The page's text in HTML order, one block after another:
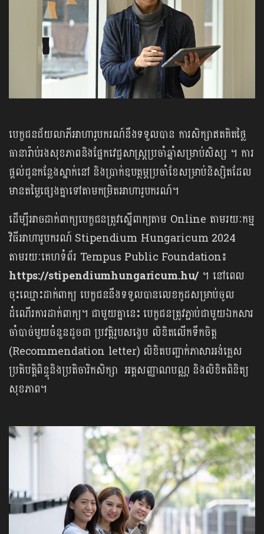
បេក្ខជនជ័យលាភីអាហារូបករណ៍នឹងទទួលបាន ការសិក្សាឥតគិតថ្លៃ
ធានារ៉ាប់រងសុខភាពនិងផ្នែកវេជ្ជសាស្ត្រប្រចាំឆ្នាំសម្រាប់សិស្ស ។ ការ
ផ្ដល់ជូនកន្លែងស្នាក់នៅ និងប្រាក់ឧបត្ថម្ភប្រចាំខែសម្រាប់និស្សិតដែល
មានតម្លៃផ្សេងគ្នាទៅតាមកម្រិតអាហារូបករណ៍។
ដើម្បីអាចដាក់ពាក្យ​បេក្ខជនត្រូវស្នើពាក្យតាម Online តាមរយៈកម្ម
វិធីអាហារូបករណ៍ Stipendium Hungaricum 2024
តាមរយៈគេហទំព័រ Tempus Public Foundation៖
https://stipendiumhungaricum.hu/។ នៅពេល
ចុះឈ្មោះដាក់ពាក្យ បេក្ខជននឹងទទួលបានលេខកូដសម្រាប់ចូល
ដំណើរការដាក់ពាក្យ។ ជាមួយគ្នានេះ បេក្ខជនត្រូវភ្ជាប់ជាមួយឯកសារ
ចាំបាច់មួយចំនួនដូចជា ប្រវត្តិរូបសង្ខេប លិខិតលើកទឹកចិត្ត
(Recommendation letter) លិខិតបញ្ជាក់ភាសាអង់គ្លេស
ប្រតិបត្តិពិន្ទុនិងប្រតិចារិកសិក្សា អត្តសញ្ញាណបណ្ណ និងលិខិតពិនិត្យ
សុខភាព។